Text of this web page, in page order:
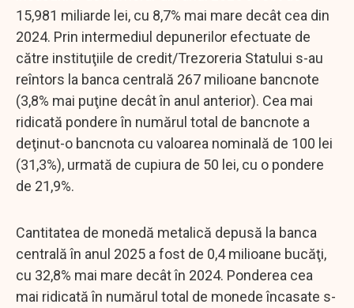
15,981 miliarde lei, cu 8,7% mai mare decât cea din
2024. Prin intermediul depunerilor efectuate de
către instituţiile de credit/Trezoreria Statului s-au
reîntors la banca centrală 267 milioane bancnote
(3,8% mai puţine decât în anul anterior). Cea mai
ridicată pondere în numărul total de bancnote a
deţinut-o bancnota cu valoarea nominală de 100 lei
(31,3%), urmată de cupiura de 50 lei, cu o pondere
de 21,9%.
Cantitatea de monedă metalică depusă la banca
centrală în anul 2025 a fost de 0,4 milioane bucăţi,
cu 32,8% mai mare decât în 2024. Ponderea cea
mai ridicată în numărul total de monede încasate s-